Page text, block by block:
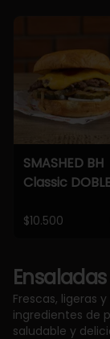
SMASHED BH
Classic DOBLE
$10.500
Ensaladas
Frescas, ligeras
ingredientes de
saludable y